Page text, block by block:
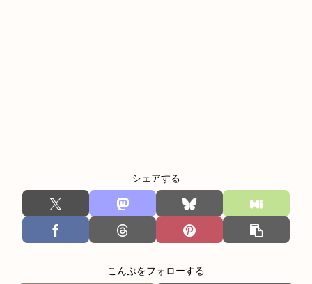
シェアする
こんぶをフォローする